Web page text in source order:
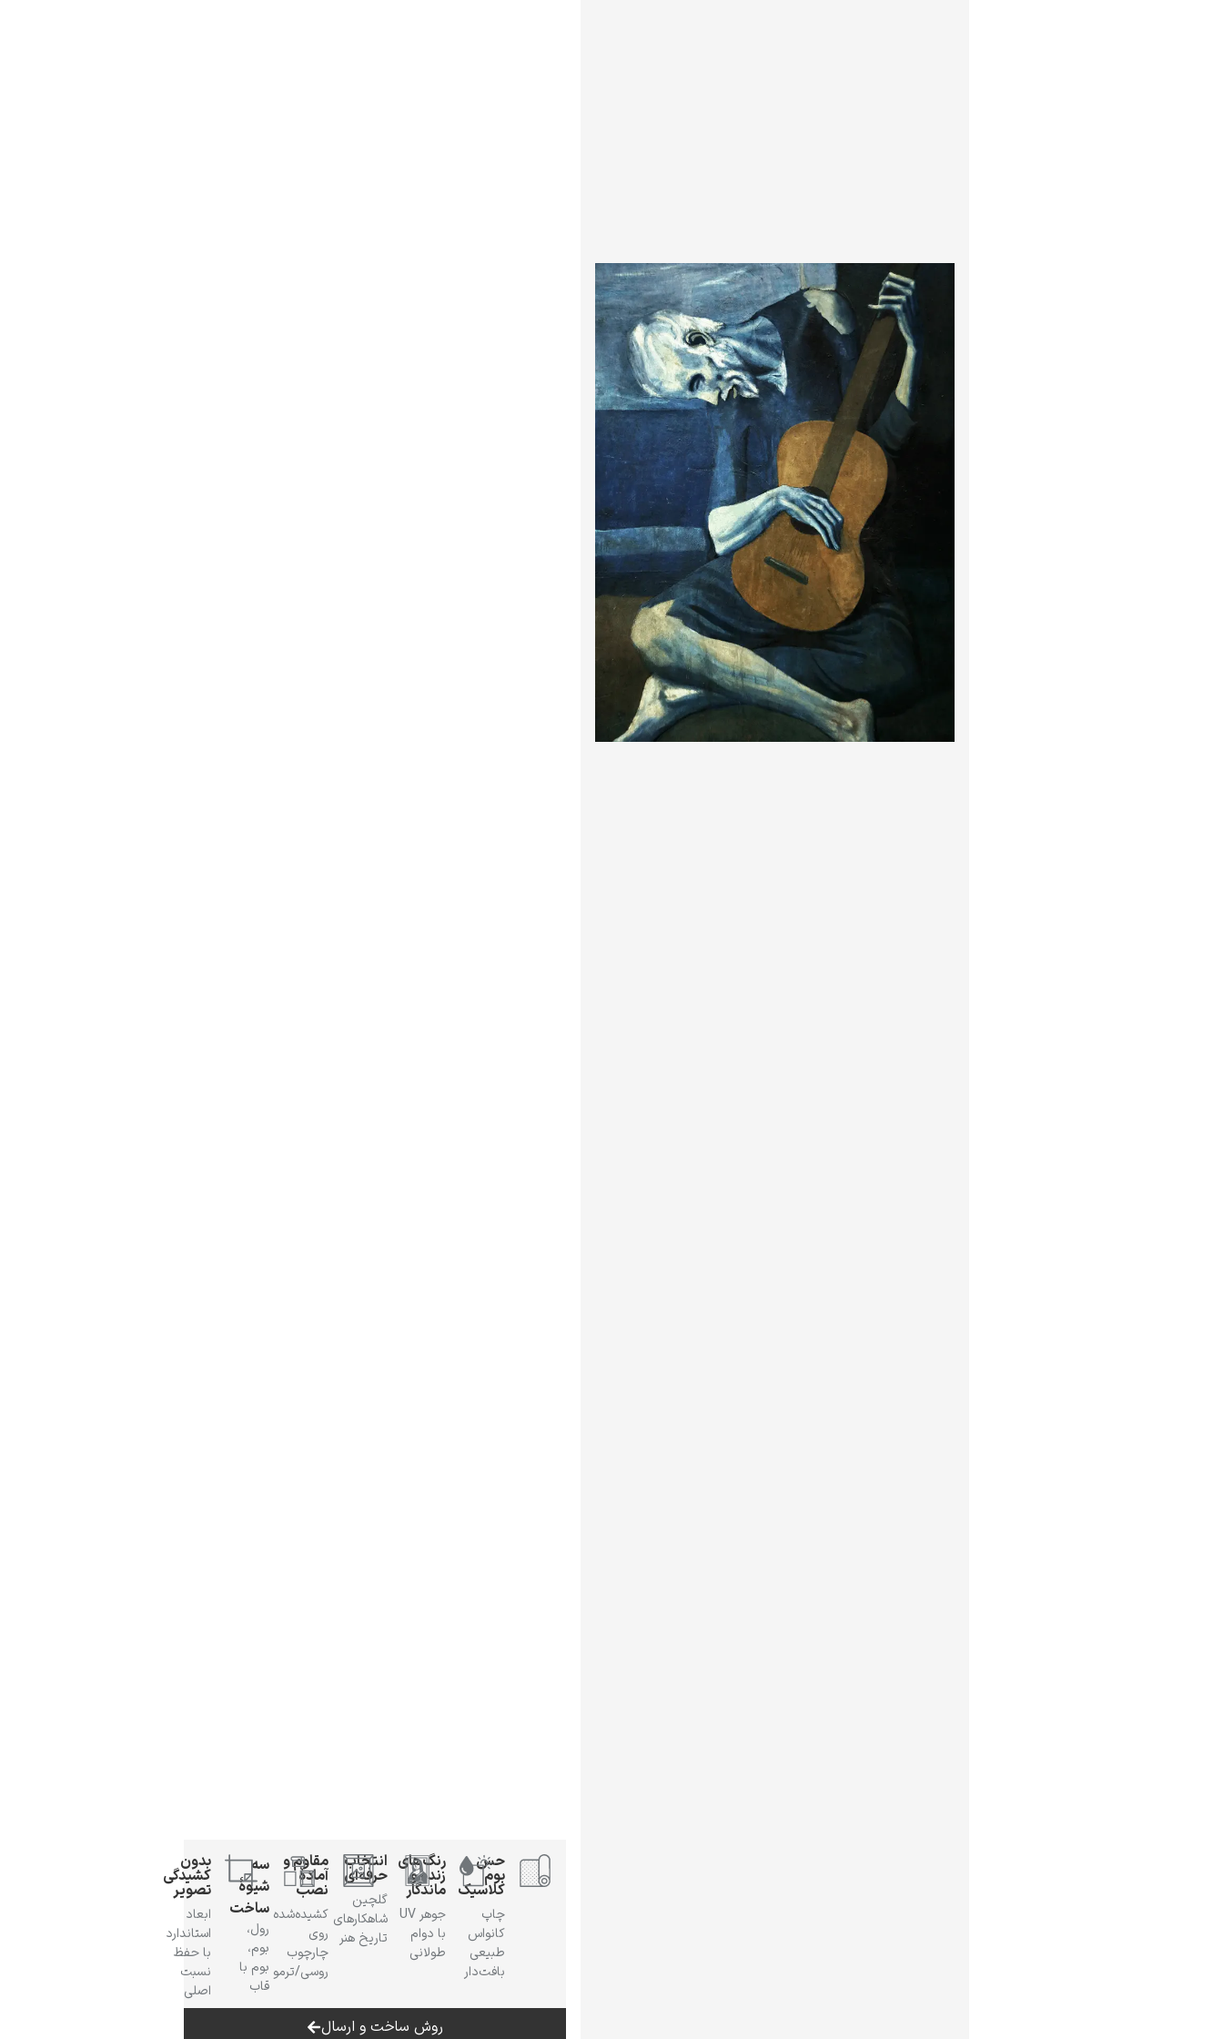
یوهانس فرمیر
پرفروش‌ترین تابلوها
حس
بوم
کلاسیک
چاپ
کانواس
طبیعی
بافت‌دار
رنگ‌های
زنده و
ماندگار
جوهر UV
با دوام
طولانی
انتخاب
حرفه‌ای
گلچین
شاهکارهای
تاریخ هنر
مقاوم و
آمادهٔ
نصب
کشیده‌شده
روی
چارچوب
روسی/ترمو
سه
شیوهٔ
ساخت
رول،
بوم،
بوم با
قاب
بدون
کشیدگی
تصویر
ابعاد
استاندارد
با حفظ
نسبت
اصلی
روش ساخت و ارسال